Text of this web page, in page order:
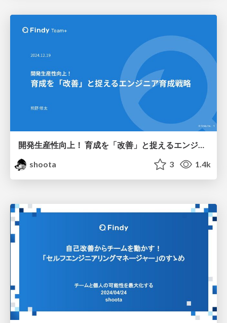
開発生産性向上！ 育成を「改善」と捉えるエンジニア育成戦略
shoota
3 1.4k